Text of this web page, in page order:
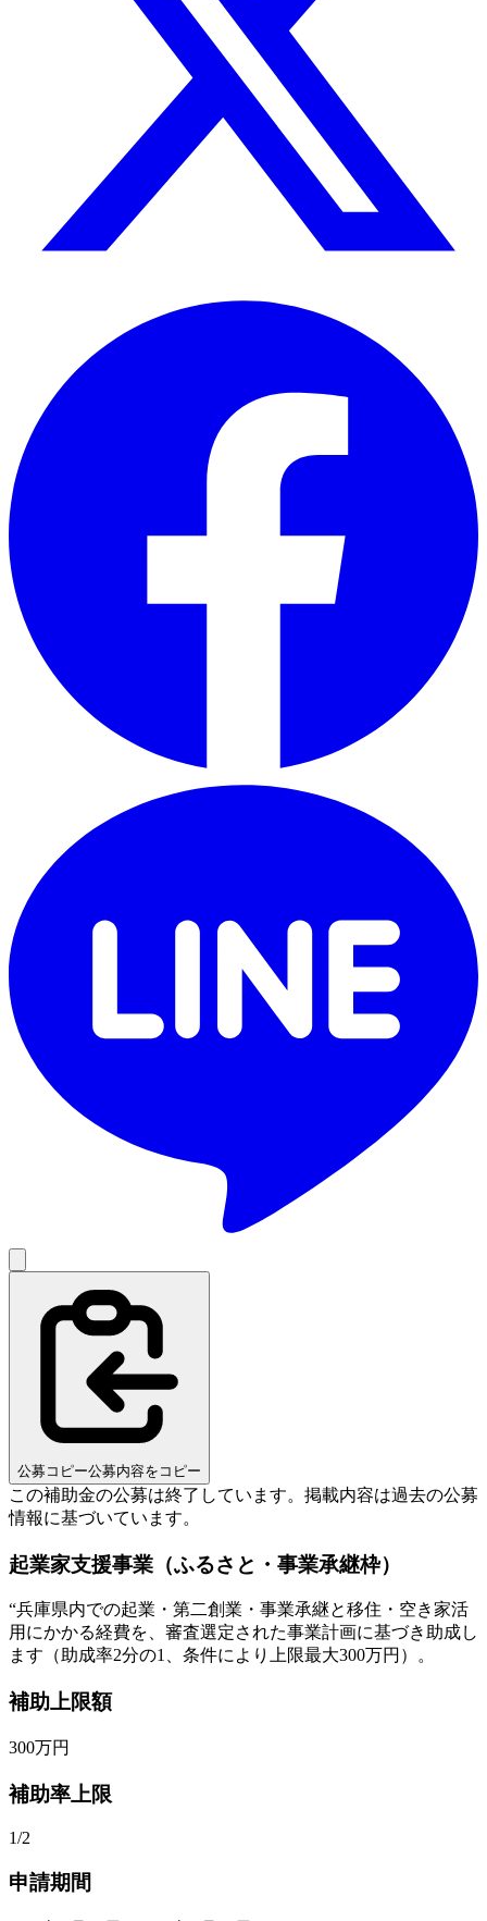
公募コピー公募内容をコピー
この補助金の公募は終了しています。 掲載内容は過去の公募
情報に基づいています。
起業家支援事業（ふるさと・事業承継枠）
“兵庫県内での起業・第二創業・事業承継と移住・空き家活
用にかかる経費を、審査選定された事業計画に基づき助成し
ます（助成率2分の1、条件により上限最大300万円）。
補助上限額
300万円
補助率上限
1/2
申請期間